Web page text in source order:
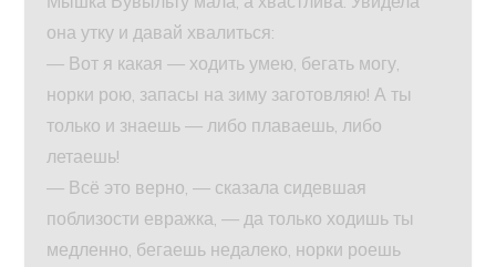
она утку и давай хвалиться:
— Вот я какая — ходить умею, бегать могу,
норки рою, запасы на зиму заготовляю! А ты
только и знаешь — либо плаваешь, либо
летаешь!
— Всё это верно, — сказала сидевшая
поблизости евражка, — да только ходишь ты
медленно, бегаешь недалеко, норки роешь